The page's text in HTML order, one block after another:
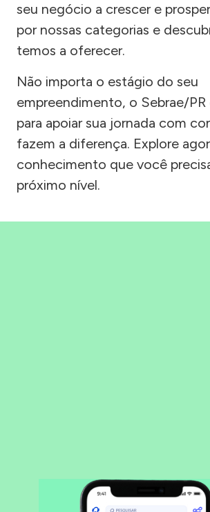
seu negócio a crescer e
por nossas categorias e
temos a oferecer.
Não importa o estágio do seu
empreendimento, o Sebrae/PR
para apoiar sua jornada com
fazem a diferença. Explore
conhecimento que você
próximo nível.